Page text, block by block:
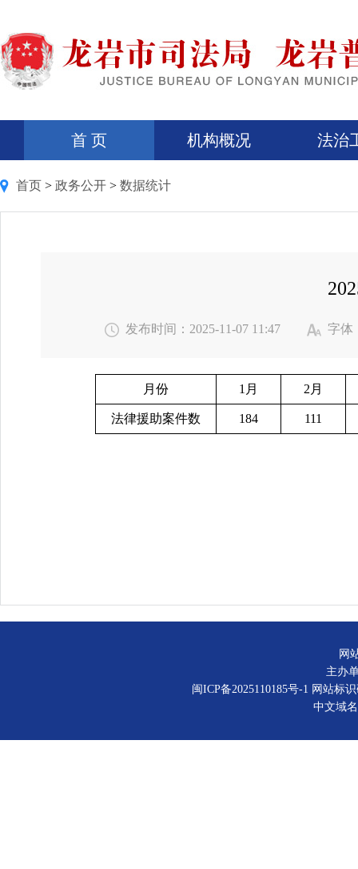
首 页 机构概况 法治
首页 > 政务公开 > 数据统计
发布时间：2025-11-07 11:47 字体
月份 1月 2月
法律援助案件数 184 111
网
主办
闽ICP备2025110185号-1 网站标
中文域